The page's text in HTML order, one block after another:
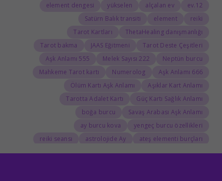
12.ev
alçalan ev
yükselen
element dengesi
reiki
element
Satürn Balık transiti
ThetaHealing danışmanlığı
Tarot Kartları
Tarot Deste Çeşitleri
JAAS Eğitmeni
Tarot bakma
Neptün burcu
222 Melek Sayısı
555 Aşk Anlamı
666 Aşk Anlamı
Numerolog
Mahkeme Tarot kartı
Aşıklar Kart Anlamı
Ölüm Kartı Aşk Anlamı
Güç Kartı Sağlık Anlamı
Tarotta Adalet Kartı
Savaş Arabası Aşk Anlamı
boğa burcu
yengeç burcu özellikleri
ay burcu kova
ateş elementi burçları
astrolojide Ay
reiki seansı
astrolog
Doğum Haritasında Mars
Tarolog